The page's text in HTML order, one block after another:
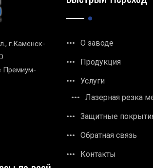
г.Каменск-
Премиум-
О заводе
Продукция
Услуги
Лазерная резка
Защитные
Обратная связь
Контакты